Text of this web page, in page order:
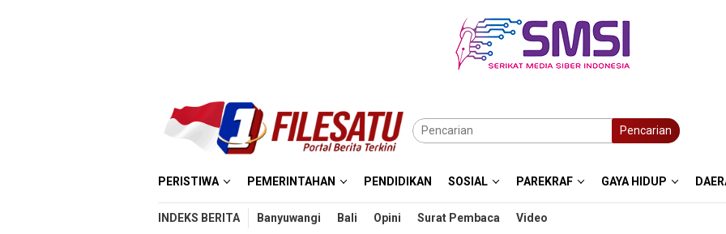
Pencarian
PERISTIWA PEMERINTAHAN PENDIDIKAN SOSIAL PAREKRAF GAYA HIDUP
INDEKS BERITA Banyuwangi Bali Opini Surat Pembaca Video